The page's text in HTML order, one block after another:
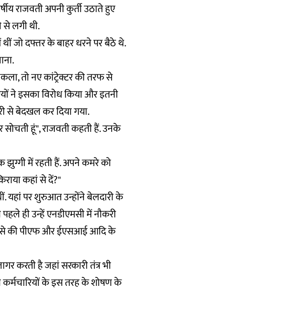
राजवती अपनी कुर्ती उठाते हुए
से लगी थी.
थीं जो दफ्तर के बाहर धरने पर बैठे थे.
तो नए कांट्रेक्टर की तरफ से
ने इसका विरोध किया और इतनी
से बेदखल कर दिया गया.
हूं", राजवती कहती हैं. उनके
झुग्गी में रहती हैं. अपने कमरे को
कहां से दें?"
यहां पर शुरुआत उन्होंने बेलदारी के
ही उन्हें एनडीएमसी में नौकरी
की पीएफ और ईएसआई आदि के
करती है जहां सरकारी तंत्र भी
के इस तरह के शोषण के